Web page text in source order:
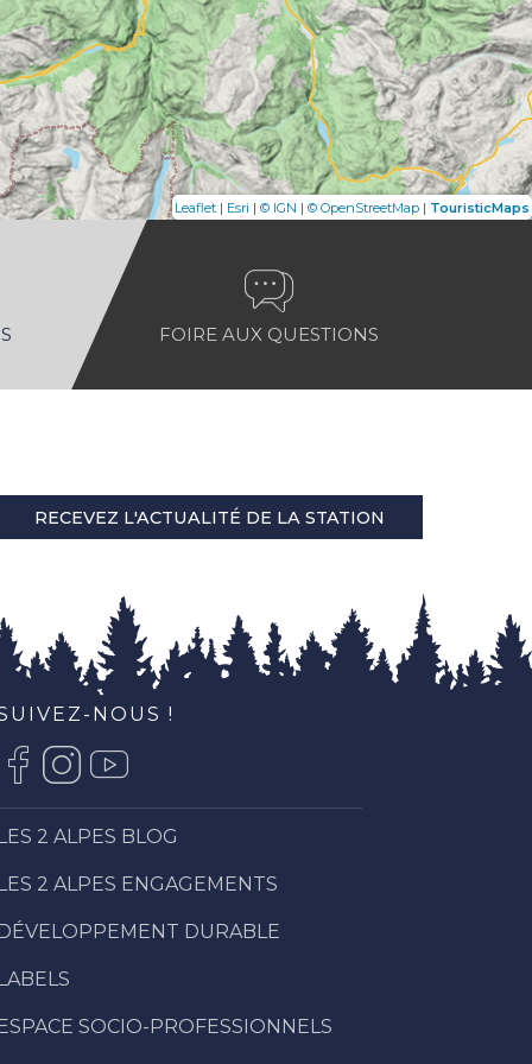
Leaflet | Esri | © IGN | © OpenStreetMap | TouristicMaps
FOIRE AUX QUESTIONS
RECEVEZ L'ACTUALITÉ DE LA STATION
NOUS !
2 ALPES BLOG
2 ALPES ENGAGEMENTS
DURABLE
SOCIO-PROFESSIONNELS